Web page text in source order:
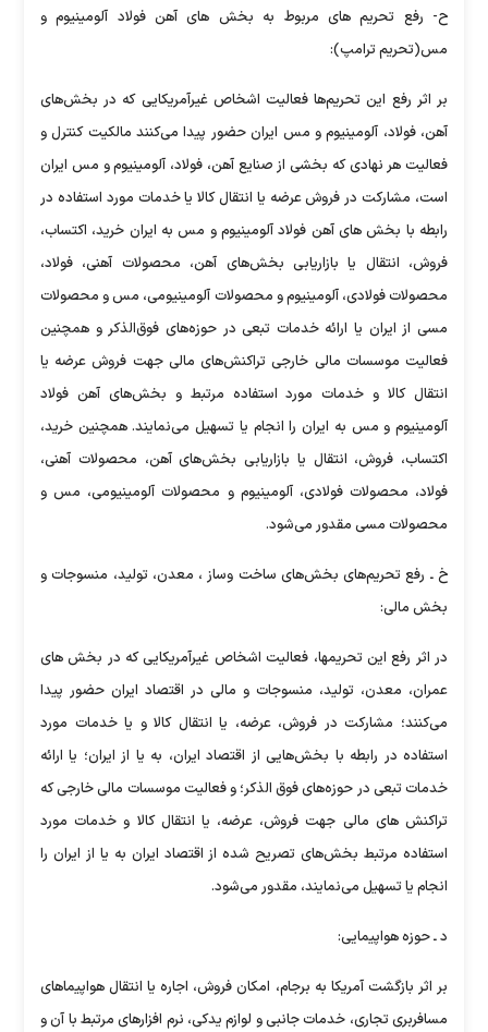
ح- رفع تحریم های مربوط به بخش های آهن فولاد آلومینیوم و
مس(تحریم ترامپ):
بر اثر رفع این تحریم‌ها فعالیت اشخاص غیرآمریکایی که در بخش‌های
آهن، فولاد، آلومینیوم و مس ایران حضور پیدا می‌کنند مالکیت کنترل و
فعالیت هر نهادی که بخشی از صنایع آهن، فولاد، آلومینیوم و مس ایران
است، مشارکت در فروش عرضه یا انتقال کالا یا خدمات مورد استفاده در
رابطه با بخش های آهن فولاد آلومینیوم و مس به ایران خرید، اکتساب،
فروش، انتقال یا بازاریابی بخش‌های آهن، محصولات آهنی، فولاد،‌
محصولات فولادی، آلومینیوم و محصولات آلومینیومی، مس و محصولات
مسی از ایران یا ارائه خدمات تبعی در حوزه‌های فوق‌الذکر و همچنین
فعالیت موسسات مالی خارجی تراکنش‌های مالی جهت فروش عرضه یا
انتقال کالا و خدمات مورد استفاده مرتبط و بخش‌های آهن فولاد
آلومینیوم و مس به ایران را انجام یا تسهیل می‌نمایند. همچنین خرید،
اکتساب، فروش، انتقال یا بازاریابی بخش‌های آهن، محصولات آهنی،
فولاد، محصولات فولادی، آلومینیوم و محصولات آلومینیومی، مس و
محصولات مسی مقدور می‌شود.
خ ـ رفع تحریم‌های بخش‌های ساخت وساز ، معدن، تولید، منسوجات و
بخش مالی:
در اثر رفع این تحریمها، فعالیت اشخاص غیرآمریکایی که در بخش های
عمران، معدن، تولید، منسوجات و مالی در اقتصاد ایران حضور پیدا
می‌کنند؛ مشارکت در فروش، عرضه، یا انتقال کالا و یا خدمات مورد
استفاده در رابطه با بخش‌هایی از اقتصاد ایران، به یا از ایران؛ یا ارائه
خدمات تبعی در حوزه‌های فوق الذکر؛ و فعالیت موسسات مالی خارجی که
تراکنش های مالی جهت فروش، عرضه، یا انتقال کالا و خدمات مورد
استفاده مرتبط بخش‌های تصریح شده از اقتصاد ایران به یا از ایران را
انجام یا تسهیل می‌نمایند، مقدور می‌شود.
د ـ حوزه هواپیمایی:
بر اثر بازگشت آمریکا به برجام، امکان فروش، اجاره یا انتقال هواپیماهای
مسافربری تجاری، خدمات جانبی و لوازم یدکی، نرم افزارهای مرتبط با آن و